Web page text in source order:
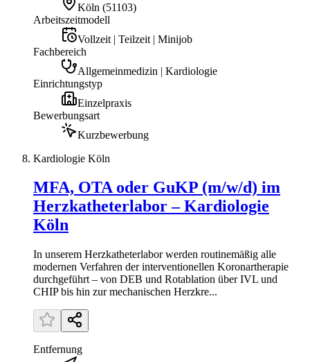
Köln (51103)
Arbeitszeitmodell
Vollzeit | Teilzeit | Minijob
Fachbereich
Allgemeinmedizin | Kardiologie
Einrichtungstyp
Einzelpraxis
Bewerbungsart
Kurzbewerbung
Kardiologie Köln
MFA, OTA oder GuKP (m/w/d) im
Herzkatheterlabor – Kardiologie
Köln
In unserem Herzkatheterlabor werden routinemäßig alle
modernen Verfahren der interventionellen Koronartherapie
durchgeführt – von DEB und Rotablation über IVL und
CHIP bis hin zur mechanischen Herzkre...
Entfernung